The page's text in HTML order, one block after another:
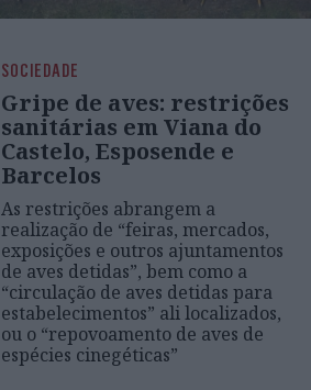
SOCIEDADE
Gripe de aves: restrições
sanitárias em Viana do
Castelo, Esposende e
Barcelos
As restrições abrangem a
realização de “feiras, mercados,
exposições e outros ajuntamentos
de aves detidas”, bem como a
“circulação de aves detidas para
estabelecimentos” ali localizados,
ou o “repovoamento de aves de
espécies cinegéticas”